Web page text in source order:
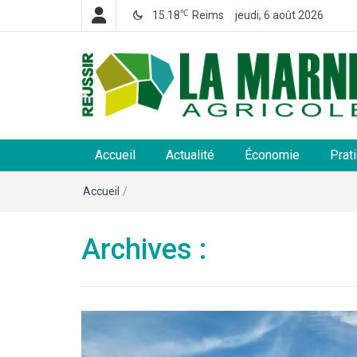
15.18℃ Reims jeudi, 6 août 2026
La Marne Agricole
et rurales
Accueil Actualité Économie
Accueil /
Archives :